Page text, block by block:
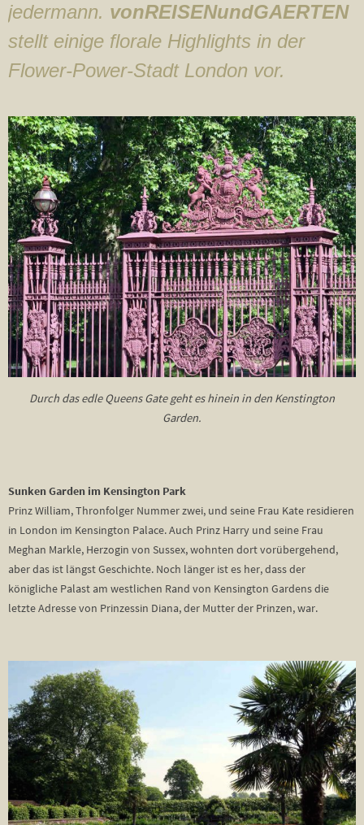
jedermann. vonREISENundGAERTEN
stellt einige florale Highlights in der
Flower-Power-Stadt London vor.
Durch das edle Queens Gate geht es hinein in den Kenstington
Garden.
Sunken Garden im Kensington Park
Prinz William, Thronfolger Nummer zwei, und seine Frau Kate residieren
in London im Kensington Palace. Auch Prinz Harry und seine Frau
Meghan Markle, Herzogin von Sussex, wohnten dort vorübergehend,
aber das ist längst Geschichte. Noch länger ist es her, dass der
königliche Palast am westlichen Rand von Kensington Gardens die
letzte Adresse von Prinzessin Diana, der Mutter der Prinzen, war.